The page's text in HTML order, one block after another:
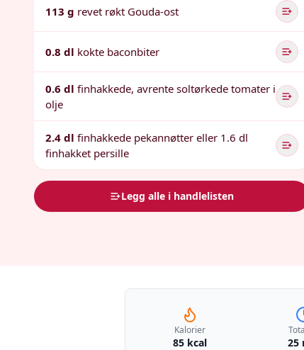
113 g revet røkt Gouda-ost
0.8 dl kokte baconbiter
0.6 dl finhakkede, avrente soltørkede tomater i
olje
2.4 dl finhakkede pekannøtter eller 1.6 dl
finhakket persille
Legg alle i handlelisten
Kalorier
85 kcal 25